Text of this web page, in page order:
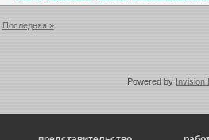
Последняя »
Powered by Invision